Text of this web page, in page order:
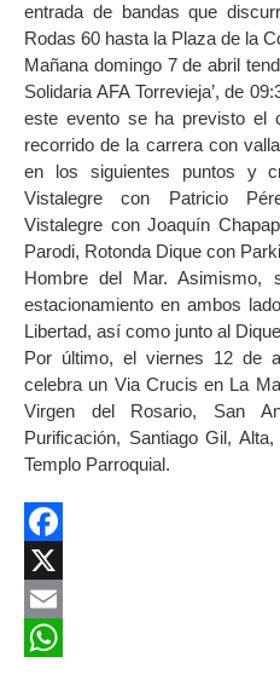
entrada de bandas que
Rodas 60 hasta la Plaza de la
Mañana domingo 7 de abril
Solidaria AFA Torrevieja’, de
este evento se ha previsto el
recorrido de la carrera con
en los siguientes puntos y
Vistalegre con Patricio
Vistalegre con Joaquín
Parodi, Rotonda Dique con
Hombre del Mar. Asimismo,
estacionamiento en ambos
Libertad, así como junto al
Por último, el viernes 12 de
celebra un Via Crucis en La
Virgen del Rosario, San
Purificación, Santiago Gil,
Templo Parroquial.
Facebook
X
Email